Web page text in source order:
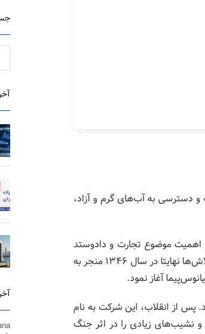
و دسترسی به آب‌های گرم و آزاد،
اهمیت موضوع تجارت و دادوستد
خارجی، بررسی‌ها و مطالعاتی در جهت ایجاد یک شرکت کشتیرانی ملی در سال 1340 انجام شد. این تلاش‌ها نهایتا در سال 1346 منجر به
آغاز نمود.
به 42 کشتی با ظرفیت 525 تن افزایش پیدا کرد. پس از انقلاب، این شرکت به نام
و نشیب‌های زیادی را در اثر جنگ